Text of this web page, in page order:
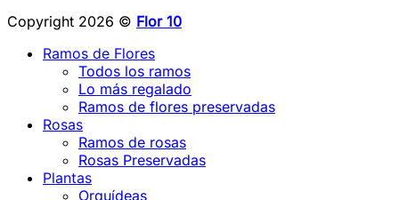
Copyright 2026 © Flor 10
Ramos de Flores
Todos los ramos
Lo más regalado
Ramos de flores preservadas
Rosas
Ramos de rosas
Rosas Preservadas
Plantas
Orquídeas